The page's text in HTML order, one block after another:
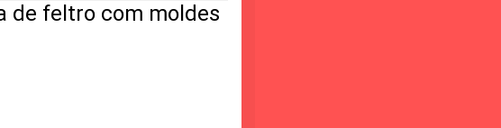
de feltro com moldes